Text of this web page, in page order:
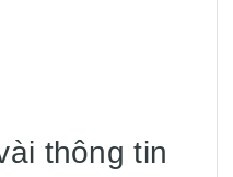
thông tin